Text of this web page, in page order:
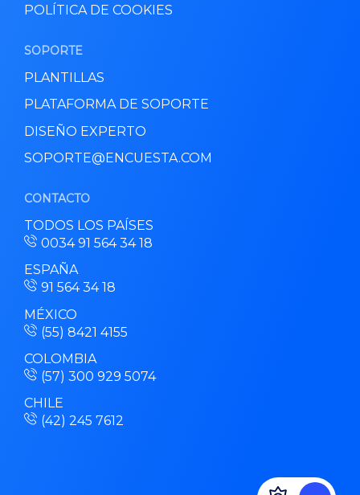
POLÍTICA DE COOKIES
SOPORTE
PLANTILLAS
PLATAFORMA DE SOPORTE
DISEÑO EXPERTO
SOPORTE@ENCUESTA.COM
CONTACTO
TODOS LOS PAÍSES
0034 91 564 34 18
ESPAÑA
91 564 34 18
MÉXICO
(55) 8421 4155
COLOMBIA
(57) 300 929 5074
CHILE
(42) 245 7612